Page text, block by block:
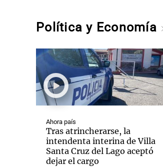
Política y Economía
Ahora país
Tras atrincherarse, la
intendenta interina de Villa
Santa Cruz del Lago aceptó
dejar el cargo